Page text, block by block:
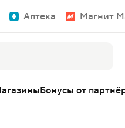
Аптека Магнит
Бонусы от